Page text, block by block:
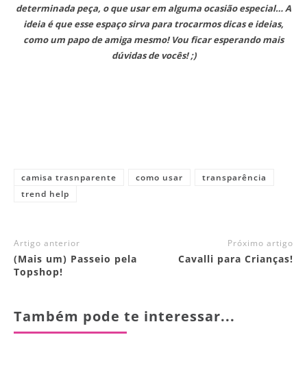
determinada peça, o que usar em alguma ocasião especial… A
ideia é que esse espaço sirva para trocarmos dicas e ideias,
como um papo de amiga mesmo! Vou ficar esperando mais
dúvidas de vocês! ;)
camisa trasnparente como usar
transparência
trend help
Artigo anterior
(Mais um) Passeio pela
Topshop!
Próximo artigo
Cavalli para Crianças!
Também pode te interessar...